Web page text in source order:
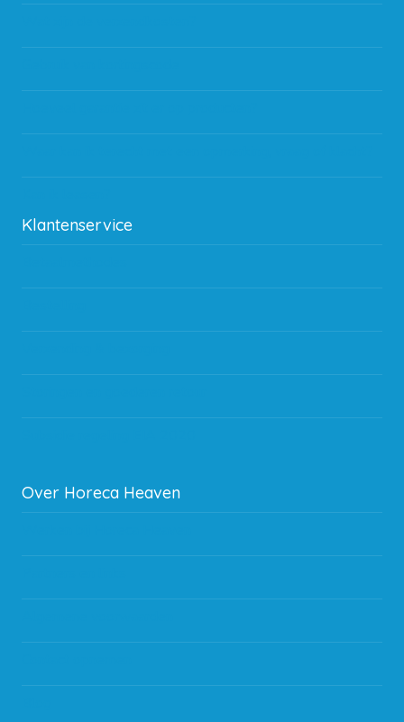
Klantenservice
Over Horeca Heaven